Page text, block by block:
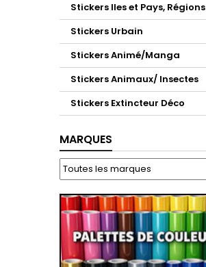
Stickers Iles et Pays, Régions
Stickers Urbain
Stickers Animé/Manga
Stickers Animaux/ Insectes
Stickers Extincteur Déco
MARQUES